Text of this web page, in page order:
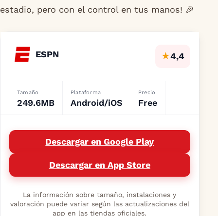
estadio, pero con el control en tus manos! 🎉
ESPN ★4,4
Tamaño
249.6MB
Plataforma
Android/iOS
Precio
Free
Descargar en Google Play
Descargar en App Store
La información sobre tamaño, instalaciones y
valoración puede variar según las actualizaciones del
app en las tiendas oficiales.